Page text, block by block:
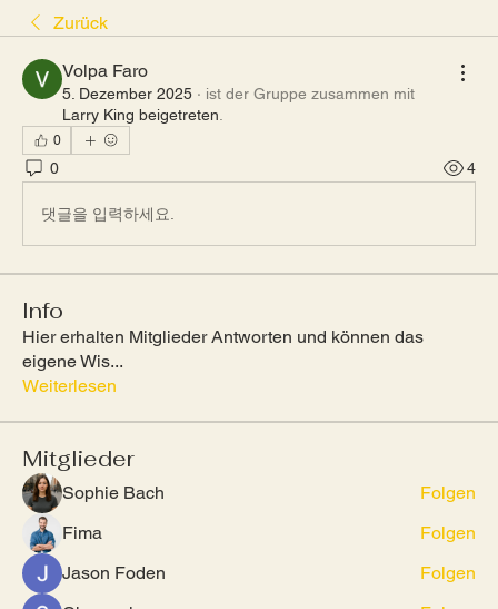
Zurück
Volpa Faro
5. Dezember 2025 · ist der Gruppe zusammen mit
Larry King beigetreten
0
0 4
댓글을 입력하세요.
Info
Hier erhalten Mitglieder Antworten und können das
eigene Wis...
Weiterlesen
Mitglieder
Sophie Bach
Folgen
Fima
Folgen
Jason Foden
Folgen